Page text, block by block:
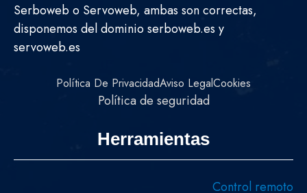
Serboweb o Servoweb, ambas son correctas,
disponemos del dominio serboweb.es y
servoweb.es
Política De PrivacidadAviso LegalCookies
Política de seguridad
Herramientas
Control remoto